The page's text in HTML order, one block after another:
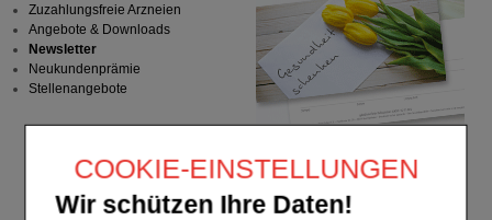
COOKIE-EINSTELLUNGEN
Wir schützen Ihre Daten!
Zuzahlungsfreie Arzneien
Angebote & Downloads
Newsletter
Neukundenprämie
Stellenangebote